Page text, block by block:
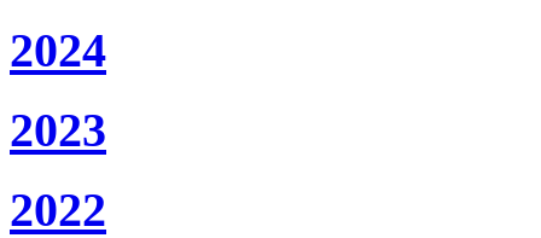
2024
2023
2022